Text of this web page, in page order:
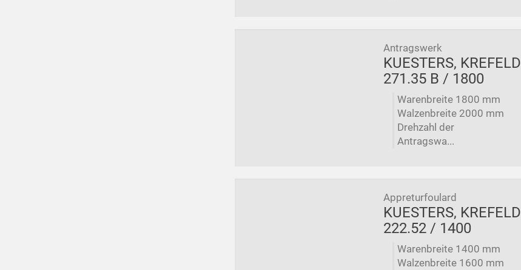
Antragswerk
KUESTERS, KREFELD
271.35 B / 1800
Warenbreite 1800 mm
Walzenbreite 2000 mm
Drehzahl der
Antragswa...
Appreturfoulard
KUESTERS, KREFELD
222.52 / 1400
Warenbreite 1400 mm
Walzenbreite 1600 mm